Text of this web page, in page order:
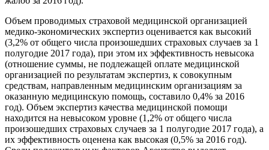
Объем проводимых страховой медицинской организацией
медико-экономических экспертиз оценивается как высокий
(3,2% от общего числа произошедших страховых случаев за 1
полугодие 2017 года), при этом их эффективность невысока
(отношение суммы, не подлежащей оплате медицинской
организацией по результатам экспертиз, к совокупным
средствам, направленным медицинским организациям за
оказанную медицинскую помощь, составило 0,4% за 2016
год). Объем экспертиз качества медицинской помощи
находится на невысоком уровне (1,2% от общего числа
произошедших страховых случаев за 1 полугодие 2017 года), а
их эффективность оценена как высокая (0,5% за 2016 год).